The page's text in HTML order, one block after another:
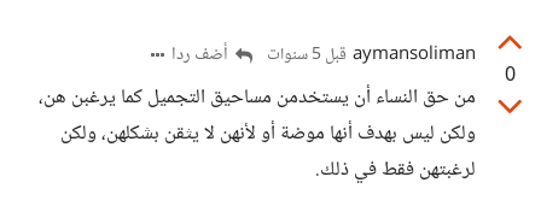
0
aymansoliman قبل 5 سنوات أضف ردا
من حق النساء أن يستخدمن مساحيق التجميل كما يرغبن هن،
ولكن ليس بهدف أنها موضة أو لأنهن لا يثقن بشكلهن، ولكن
لرغبتهن فقط في ذلك.